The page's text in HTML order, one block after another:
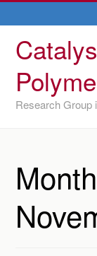
Research Group
content
Research Lines
Members
IU/ CINQUIMA